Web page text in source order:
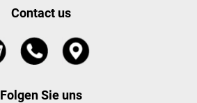
Contact us
Folgen Sie uns